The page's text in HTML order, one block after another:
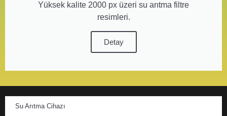
Yüksek kalite 2000 px üzeri su arıtma filtre
resimleri.
Detay
Su Arıtma Cihazı